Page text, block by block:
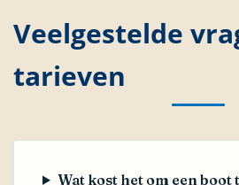
Veelgestelde
tarieven
Wat kost het om een boot